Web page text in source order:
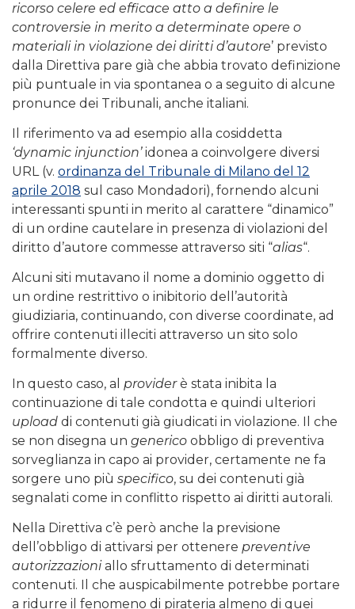
ricorso celere ed efficace atto a definire le
controversie in merito a determinate opere o
materiali in violazione dei diritti d’autore’ previsto
dalla Direttiva pare già che abbia trovato definizione
più puntuale in via spontanea o a seguito di alcune
pronunce dei Tribunali, anche italiani.
Il riferimento va ad esempio alla cosiddetta
‘dynamic injunction’idonea a coinvolgere diversi
URL (v. ordinanza del Tribunale di Milano del 12
aprile 2018 sul caso Mondadori), fornendo alcuni
interessanti spunti in merito al carattere “dinamico”
di un ordine cautelare in presenza di violazioni del
diritto d’autore commesse attraverso siti “alias“.
Alcuni siti mutavano il nome a dominio oggetto di
un ordine restrittivo o inibitorio dell’autorità
giudiziaria, continuando, con diverse coordinate, ad
offrire contenuti illeciti attraverso un sito solo
formalmente diverso.
In questo caso, al providerè stata inibita la
continuazione di tale condotta e quindi ulteriori
upload di contenuti già giudicati in violazione. Il che
se non disegna un generico obbligo di preventiva
sorveglianza in capo ai provider, certamente ne fa
sorgere uno più specifico, su dei contenuti già
segnalati come in conflitto rispetto ai diritti autorali.
Nella Direttiva c’è però anche la previsione
dell’obbligo di attivarsi per ottenere preventive
autorizzazioniallo sfruttamento di determinati
contenuti. Il che auspicabilmente potrebbe portare
a ridurre il fenomeno di pirateria almeno di quei